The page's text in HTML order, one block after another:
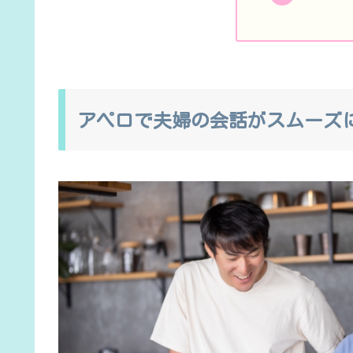
アペロで夫婦の会話がスムーズ